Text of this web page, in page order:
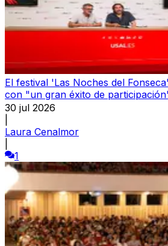
El festival 'Las Noches del
con "un gran éxito de
30 jul 2026
Laura Cenalmor
1